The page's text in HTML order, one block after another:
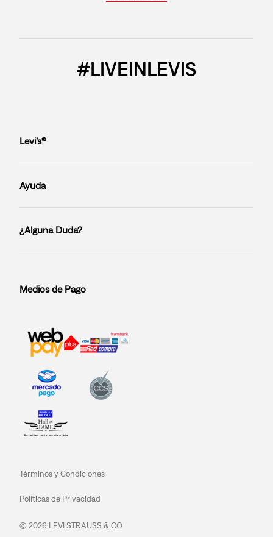
#LIVEINLEVIS
Levi’s®
Ayuda
¿Alguna Duda?
Medios de Pago
Términos y Condiciones
Políticas de Privacidad
© 2026 LEVI STRAUSS & CO